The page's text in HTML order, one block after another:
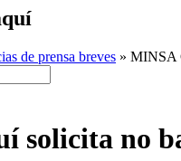
de prensa breves » MINSA
solicita no